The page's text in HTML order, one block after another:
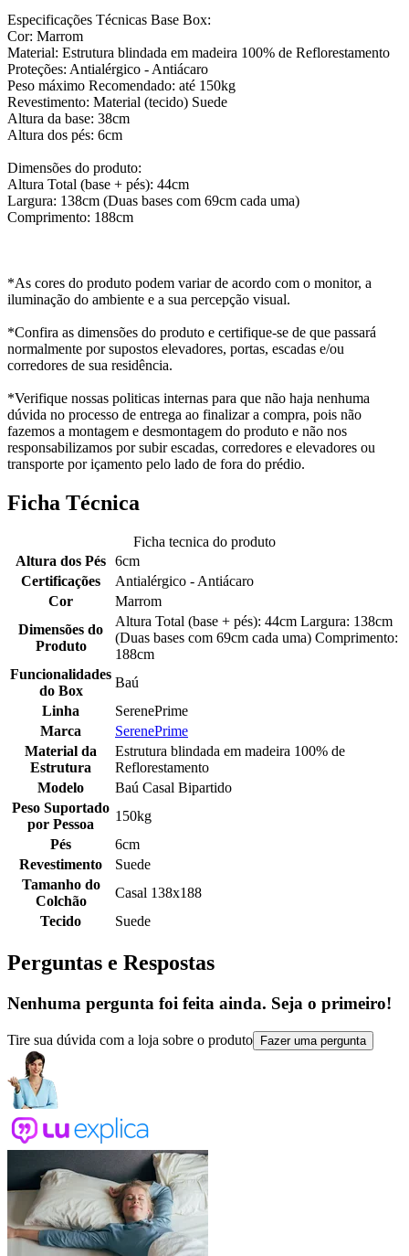
Especificações Técnicas Base Box:
Cor: Marrom
Material: Estrutura blindada em madeira 100% de Reflorestamento
Proteções: Antialérgico - Antiácaro
Peso máximo Recomendado: até 150kg
Revestimento: Material (tecido) Suede
Altura da base: 38cm
Altura dos pés: 6cm
Dimensões do produto:
Altura Total (base + pés): 44cm
Largura: 138cm (Duas bases com 69cm cada uma)
Comprimento: 188cm
*As cores do produto podem variar de acordo com o monitor, a
iluminação do ambiente e a sua percepção visual.
*Confira as dimensões do produto e certifique-se de que passará
normalmente por supostos elevadores, portas, escadas e/ou
corredores de sua residência.
*Verifique nossas politicas internas para que não haja nenhuma
dúvida no processo de entrega ao finalizar a compra, pois não
fazemos a montagem e desmontagem do produto e não nos
responsabilizamos por subir escadas, corredores e elevadores ou
transporte por içamento pelo lado de fora do prédio.
Ficha Técnica
Ficha tecnica do produto
Altura dos Pés 6cm
Certificações
Antialérgico - Antiácaro
Cor
Marrom
Dimensões do
Produto
Altura Total (base + pés): 44cm Largura: 138cm
(Duas bases com 69cm cada uma) Comprimento:
188cm
Funcionalidades
do Box
Baú
Linha
SerenePrime
Marca
SerenePrime
Material da
Estrutura
Estrutura blindada em madeira 100% de
Reflorestamento
Modelo
Baú Casal Bipartido
Peso Suportado
por Pessoa
150kg
Pés
6cm
Revestimento
Suede
Tamanho do
Colchão
Casal 138x188
Tecido
Suede
Perguntas e Respostas
Nenhuma pergunta foi feita ainda. Seja o primeiro!
Tire sua dúvida com a loja sobre o produto Fazer uma pergunta